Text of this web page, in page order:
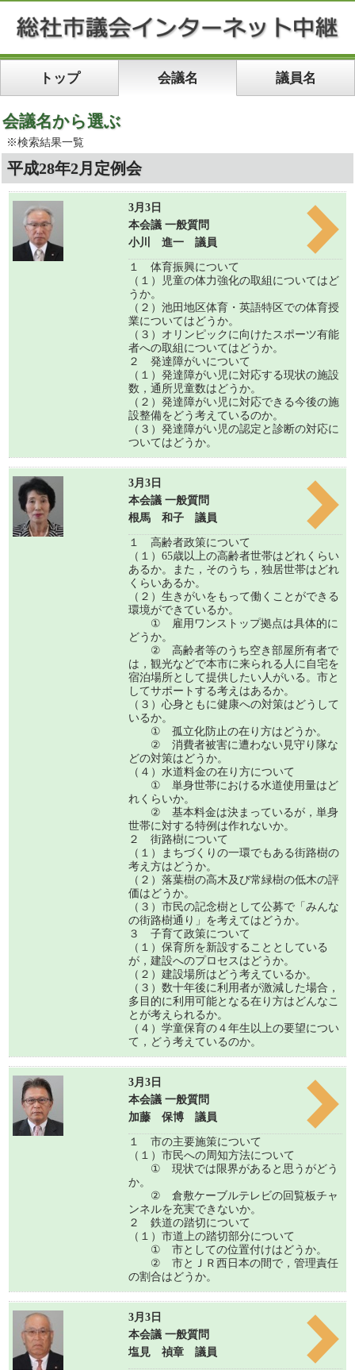
トップ 会議名 議員名
会議名から選ぶ
※検索結果一覧
平成28年2月定例会
3月3日
本会議 一般質問
小川 進一 議員
１ 体育振興について
（１）児童の体力強化の取組についてはど
うか。
（２）池田地区体育・英語特区での体育授
業についてはどうか。
（３）オリンピックに向けたスポーツ有能
者への取組についてはどうか。
２ 発達障がいについて
（１）発達障がい児に対応する現状の施設
数，通所児童数はどうか。
（２）発達障がい児に対応できる今後の施
設整備をどう考えているのか。
（３）発達障がい児の認定と診断の対応に
ついてはどうか。
3月3日
本会議 一般質問
根馬 和子 議員
１ 高齢者政策について
（１）65歳以上の高齢者世帯はどれくらい
あるか。また，そのうち，独居世帯はどれ
くらいあるか。
（２）生きがいをもって働くことができる
環境ができているか。
① 雇用ワンストップ拠点は具体的に
どうか。
② 高齢者等のうち空き部屋所有者で
は，観光などで本市に来られる人に自宅を
宿泊場所として提供したい人がいる。市と
してサポートする考えはあるか。
（３）心身ともに健康への対策はどうして
いるか。
① 孤立化防止の在り方はどうか。
② 消費者被害に遭わない見守り隊な
どの対策はどうか。
（４）水道料金の在り方について
① 単身世帯における水道使用量はど
れくらいか。
② 基本料金は決まっているが，単身
世帯に対する特例は作れないか。
２ 街路樹について
（１）まちづくりの一環でもある街路樹の
考え方はどうか。
（２）落葉樹の高木及び常緑樹の低木の評
価はどうか。
（３）市民の記念樹として公募で「みんな
の街路樹通り」を考えてはどうか。
３ 子育て政策について
（１）保育所を新設することとしている
が，建設へのプロセスはどうか。
（２）建設場所はどう考えているか。
（３）数十年後に利用者が激減した場合，
多目的に利用可能となる在り方はどんなこ
とが考えられるか。
（４）学童保育の４年生以上の要望につい
て，どう考えているのか。
3月3日
本会議 一般質問
加藤 保博 議員
１ 市の主要施策について
（１）市民への周知方法について
① 現状では限界があると思うがどう
か。
② 倉敷ケーブルテレビの回覧板チャ
ンネルを充実できないか。
２ 鉄道の踏切について
（１）市道上の踏切部分について
① 市としての位置付けはどうか。
② 市とＪＲ西日本の間で，管理責任
の割合はどうか。
3月3日
本会議 一般質問
塩見 禎章 議員